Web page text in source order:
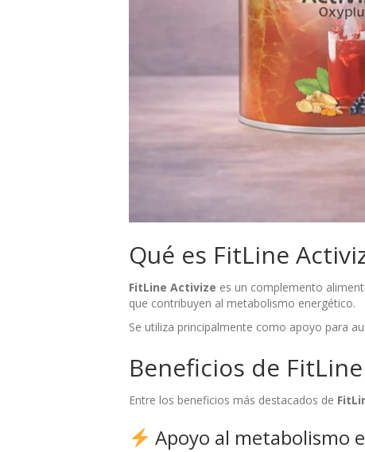
Qué es FitLine
FitLine Activize es un complemento
que contribuyen al metabolismo energético.
Se utiliza principalmente como apoyo para
Beneficios de
Entre los beneficios más destacados de
Apoyo al metabolismo